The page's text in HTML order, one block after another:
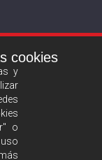
cookies
y
o